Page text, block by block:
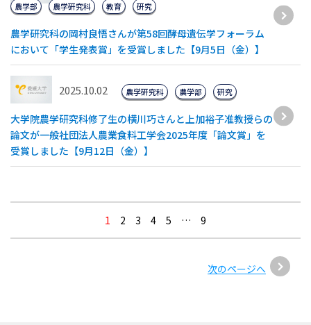
農学研究科の岡村良悟さんが第58回酵母遺伝学フォーラム
において「学生発表賞」を受賞しました【9月5日（金）】
農学部 農学研究科 教育 研究
2025.10.02
大学院農学研究科修了生の横川巧さんと上加裕子准教授らの
論文が一般社団法人農業食料工学会2025年度「論文賞」を
受賞しました【9月12日（金）】
農学研究科 農学部 研究
1 2 3 4 5 …
次のページへ
9